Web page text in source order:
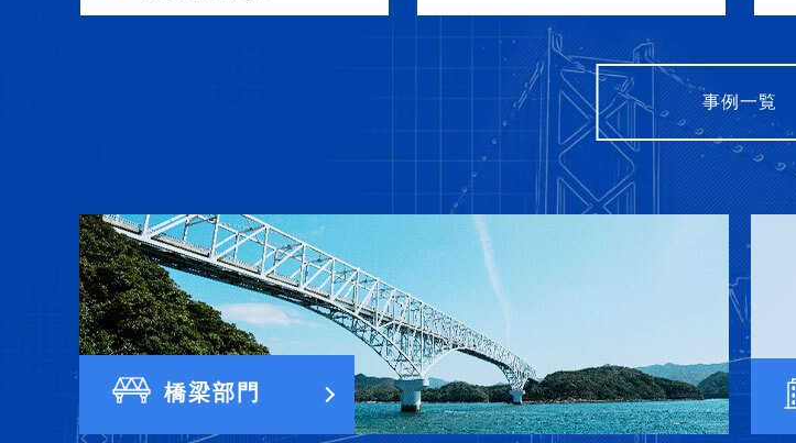
事例一覧
橋梁部門